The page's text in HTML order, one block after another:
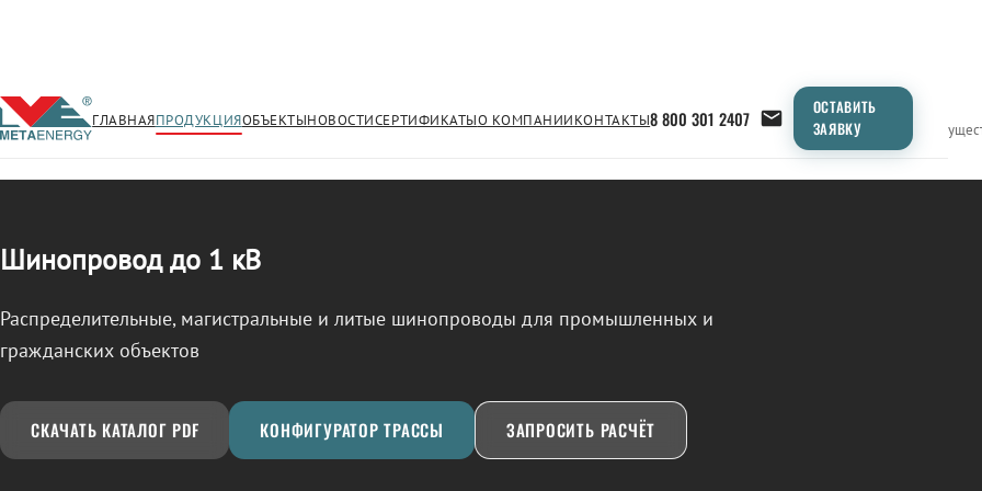
ГЛАВНАЯПРОДУКЦИЯОБЪЕКТЫНОВОСТИСЕРТИФИКАТЫО КОМПАНИИКОНТАКТЫ8 800 301 2407
ОСТАВИТЬ
ЗАЯВКУ
← Продукция/ШИНОПРОВОД Применение Продукция ТипоразмерыСравнение
Шинопровод до 1 кВ
Распределительные, магистральные и литые шинопроводы для промышленных и
гражданских объектов
СКАЧАТЬ КАТАЛОГ PDF КОНФИГУРАТОР ТРАССЫ ЗАПРОСИТЬ РАСЧЁТ